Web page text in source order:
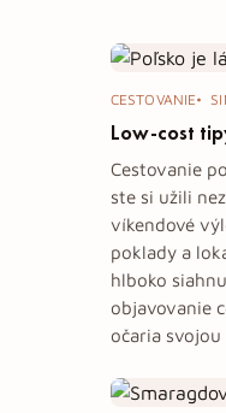
CESTOVANIE
Low-cost
Cestovanie
ste si užili
víkendové
poklady a
hlboko
objavovanie
očaria